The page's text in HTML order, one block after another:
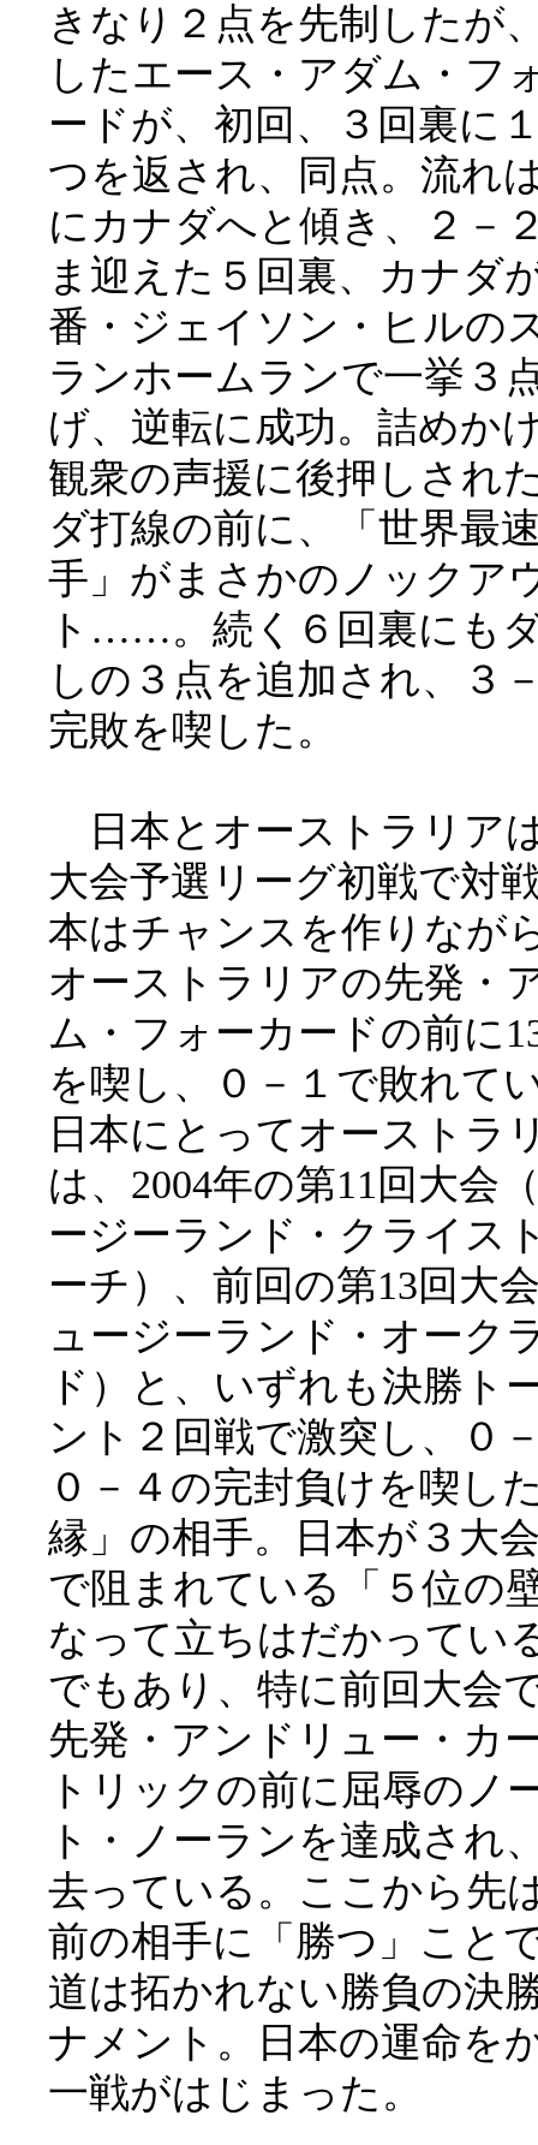
きなり２点を先制したが
したエース・アダム・フ
ードが、初回、３回裏に
つを返され、同点。流れ
にカナダへと傾き、２－
ま迎えた５回裏、カナダ
番・ジェイソン・ヒルの
ランホームランで一挙３
げ、逆転に成功。詰めか
観衆の声援に後押しされ
ダ打線の前に、「世界最
手」がまさかのノックア
ト……。続く６回裏にも
しの３点を追加され、３
完敗を喫した。
日本とオーストラリア
大会予選リーグ初戦で対
本はチャンスを作りなが
オーストラリアの先発・
ム・フォーカードの前に
を喫し、０－１で敗れて
日本にとってオーストラ
は、2004年の第11回大会
ージーランド・クライス
ーチ）、前回の第13回大
ュージーランド・オーク
ド）と、いずれも決勝ト
ント２回戦で激突し、０
０－４の完封負けを喫し
縁」の相手。日本が３大
で阻まれている「５位の
なって立ちはだかってい
でもあり、特に前回大会
先発・アンドリュー・カ
トリックの前に屈辱のノ
ト・ノーランを達成され
去っている。ここから先
前の相手に「勝つ」こと
道は拓かれない勝負の決
ナメント。日本の運命を
一戦がはじまった。